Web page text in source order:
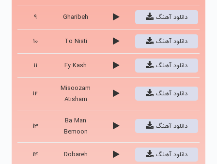
9 Gharibeh دانلود آهنگ
10 To Nisti دانلود آهنگ
11 Ey Kash دانلود آهنگ
12
Misoozam
Atisham
دانلود آهنگ
13
Ba Man
Bemoon
دانلود آهنگ
14 Dobareh دانلود آهنگ